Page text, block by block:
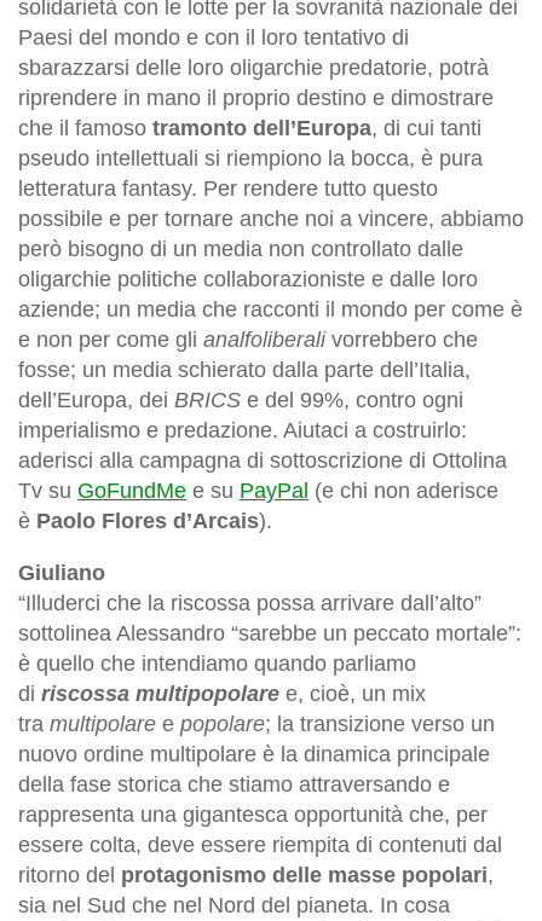
solidarietà con le lotte per la sovranità nazionale dei
Paesi del mondo e con il loro tentativo di
sbarazzarsi delle loro oligarchie predatorie, potrà
riprendere in mano il proprio destino e dimostrare
che il famoso tramonto dell’Europa, di cui tanti
pseudo intellettuali si riempiono la bocca, è pura
letteratura fantasy. Per rendere tutto questo
possibile e per tornare anche noi a vincere, abbiamo
però bisogno di un media non controllato dalle
oligarchie politiche collaborazioniste e dalle loro
aziende; un media che racconti il mondo per come è
e non per come gli analfoliberalivorrebbero che
fosse; un media schierato dalla parte dell’Italia,
dell’Europa, dei BRICS e del 99%, contro ogni
imperialismo e predazione. Aiutaci a costruirlo:
aderisci alla campagna di sottoscrizione di Ottolina
Tv su GoFundMe e su PayPal (e chi non aderisce
è Paolo Flores d’Arcais).
Giuliano
“Illuderci che la riscossa possa arrivare dall’alto”
sottolinea Alessandro “sarebbe un peccato mortale”:
è quello che intendiamo quando parliamo
di riscossa multipopolare e, cioè, un mix
tra multipolare e popolare; la transizione verso un
nuovo ordine multipolare è la dinamica principale
della fase storica che stiamo attraversando e
rappresenta una gigantesca opportunità che, per
essere colta, deve essere riempita di contenuti dal
ritorno del protagonismo delle masse popolari,
sia nel Sud che nel Nord del pianeta. In cosa